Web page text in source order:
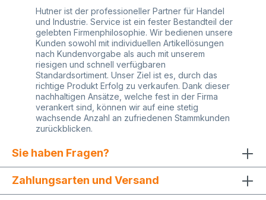
berücksichtigt werden: - Henkelbereich: vom
oberen Taschenrand gemessen ca. 9 cm
druckfreier Abstand nach unten - Seitenbereich:
vom Seitenrand gemessen ca. 2 cm druckfreier
Abstand rechts und links Beim Siebdruck werden
vorproduzierte, unbedruckte Papiertüten manuell
nachträglich bedruckt. Dadurch kann es zu
Chargenabweichungen sowie leichten
Unterschieden in Position, Ausrichtung und
Farbton kommen. Größere Bestellmenge: Sie
möchten noch öfter einen bleibenden Eindruck
bei Ihren Kunden hinterlassen und benötigen eine
größere Menge (über 3.000 Stück)? Gerne
individuelles Angebot. Möchten Sie Papier Tüten
bedrucken, aber Sie haben keine fertige
Druckdatei parat? Gerne sind wir Ihnen bei der
Gestaltung und Umsetzung Ihrer
Hutner ist der professioneller Partner für Handel
und Industrie. Service ist ein fester Bestandteil der
gelebten Firmenphilosophie. Wir bedienen unsere
Kunden sowohl mit individuellen Artikellösungen
nach Kundenvorgabe als auch mit unserem
riesigen und schnell verfügbaren
Standardsortiment. Unser Ziel ist es, durch das
richtige Produkt Erfolg zu verkaufen. Dank dieser
nachhaltigen Ansätze, welche fest in der Firma
verankert sind, können wir auf eine stetig
wachsende Anzahl an zufriedenen Stammkunden
zurückblicken.
Sie haben Fragen?
Zahlungsarten und Versand